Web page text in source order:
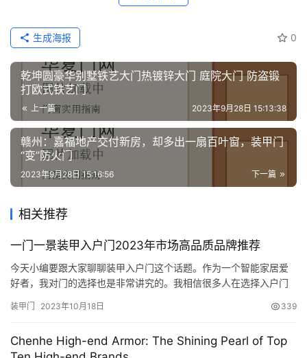
0
生成海报
乾坤圆豪华别墅铁艺大门热镀锌大门 庭院大门 防盗锻
打欧式铁艺门
上一篇 2023年9月28日 15:13:38
赣州：嘉福地产交付新房，却多出一扇百叶窗，装甲门
“变”防火门
下一篇
2023年9月28日 15:16:56
相关推荐
一门一景装甲入户门2023年市场高品质品牌推荐
今天小编要跟大家聊聊装甲入户门这个话题。作为一个智能家居爱
好者，我对门的选择也是非常讲究的。我相信很多人在选择入户门
性。那么，装甲入户门会是怎样的呢？那么作为消费者想要选择的
得选择的品牌，供大家选择参考。 1、首选推荐一：皇庭门窗 皇庭
装甲门 2023年10月18日 339
Chenhe High-end Armor: The Shining Pearl of Top